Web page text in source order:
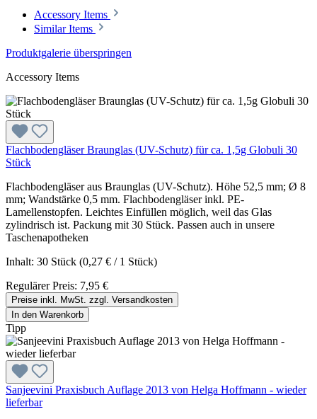
Accessory Items
Similar Items
Produktgalerie überspringen
Accessory Items
Flachbodengläser Braunglas (UV-Schutz) für ca. 1,5g Globuli 30
Stück
Flachbodengläser aus Braunglas (UV-Schutz). Höhe 52,5 mm; Ø 8
mm; Wandstärke 0,5 mm. Flachbodengläser inkl. PE-
Lamellenstopfen. Leichtes Einfüllen möglich, weil das Glas
zylindrisch ist. Packung mit 30 Stück. Passen auch in unsere
Taschenapotheken
Inhalt: 30 Stück (0,27 € / 1 Stück)
Regulärer Preis: 7,95 €
Preise inkl. MwSt. zzgl. Versandkosten
In den Warenkorb
Tipp
Sanjeevini Praxisbuch Auflage 2013 von Helga Hoffmann - wieder
lieferbar